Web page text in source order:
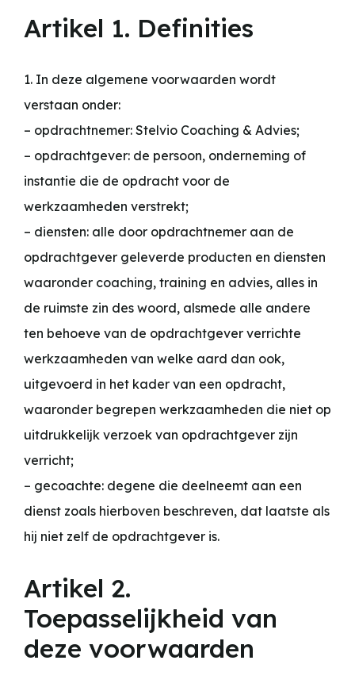
Artikel 1. Definities
1. In deze algemene voorwaarden wordt
verstaan onder:
– opdrachtnemer: Stelvio Coaching & Advies;
– opdrachtgever: de persoon, onderneming of
instantie die de opdracht voor de
werkzaamheden verstrekt;
– diensten: alle door opdrachtnemer aan de
opdrachtgever geleverde producten en diensten
waaronder coaching, training en advies, alles in
de ruimste zin des woord, alsmede alle andere
ten behoeve van de opdrachtgever verrichte
werkzaamheden van welke aard dan ook,
uitgevoerd in het kader van een opdracht,
waaronder begrepen werkzaamheden die niet op
uitdrukkelijk verzoek van opdrachtgever zijn
verricht;
– gecoachte: degene die deelneemt aan een
dienst zoals hierboven beschreven, dat laatste als
hij niet zelf de opdrachtgever is.
Artikel 2.
Toepasselijkheid van
deze voorwaarden